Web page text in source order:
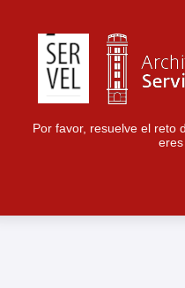
Por favor, resuelve el reto
eres